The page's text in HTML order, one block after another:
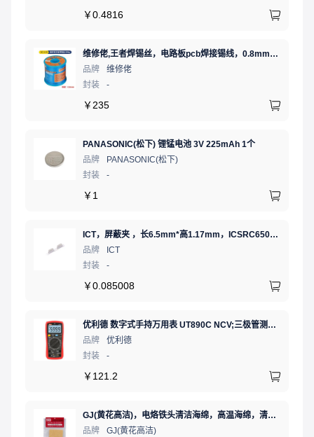
￥0.4816
维修佬,王者焊锡丝，电路板pcb焊接锡线，0.8mm800g,1个
品牌
维修佬
封装
-
￥ 235
PANASONIC(松下) 锂锰电池 3V 225mAh 1个
品牌
PANASONIC(松下)
封装
-
￥ 1
ICT，屏蔽夹 ，长6.5mm*高1.17mm，ICSRC6508-015SFR
品牌
ICT
封装
-
￥0.085008
优利德 数字式手持万用表 UT890C NCV;三极管测试;二极管测试;火线辨别;真有效值;通断测试
品牌
优利德
封装
-
￥ 121.2
GJ(黄花高洁)，电烙铁头清洁海绵，高温海绵，清洁棉，除锡棉，擦锡棉，ST-11A
品牌
GJ(黄花高洁)